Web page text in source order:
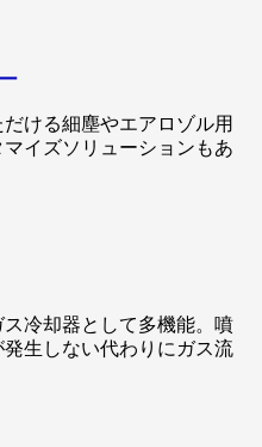
ける細塵やエアロゾル用
イズソリューションもあ
冷却器として多機能。噴
生しない代わりにガス流